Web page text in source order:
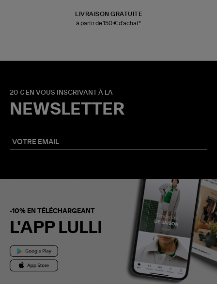
LIVRAISON GRATUITE
à partir de 150 € d'achat*
20 € EN VOUS INSCRIVANT À LA
NEWSLETTER
-10% EN TÉLÉCHARGEANT
L'APP LULLI